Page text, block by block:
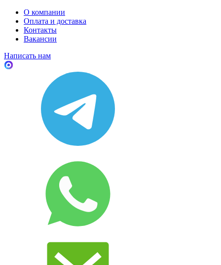
О компании
Оплата и доставка
Контакты
Вакансии
Написать нам